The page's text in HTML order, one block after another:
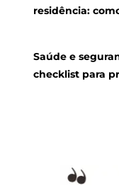
residência:
Saúde e
checklist para